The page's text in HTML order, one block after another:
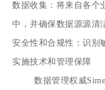
数据收集：将来自各个
中，并确保数据源源清
安全性和合规性：识别
实施技术和管理保障
数据管理权威